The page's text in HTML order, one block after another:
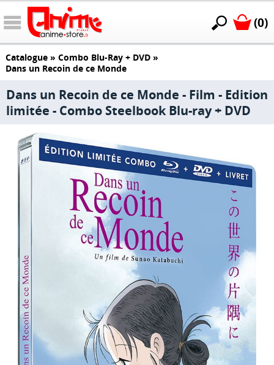
(0)
Catalogue» Combo Blu-Ray + DVD»
Dans un Recoin de ce Monde
Dans un Recoin de ce Monde - Film - Edition
limitée - Combo Steelbook Blu-ray + DVD